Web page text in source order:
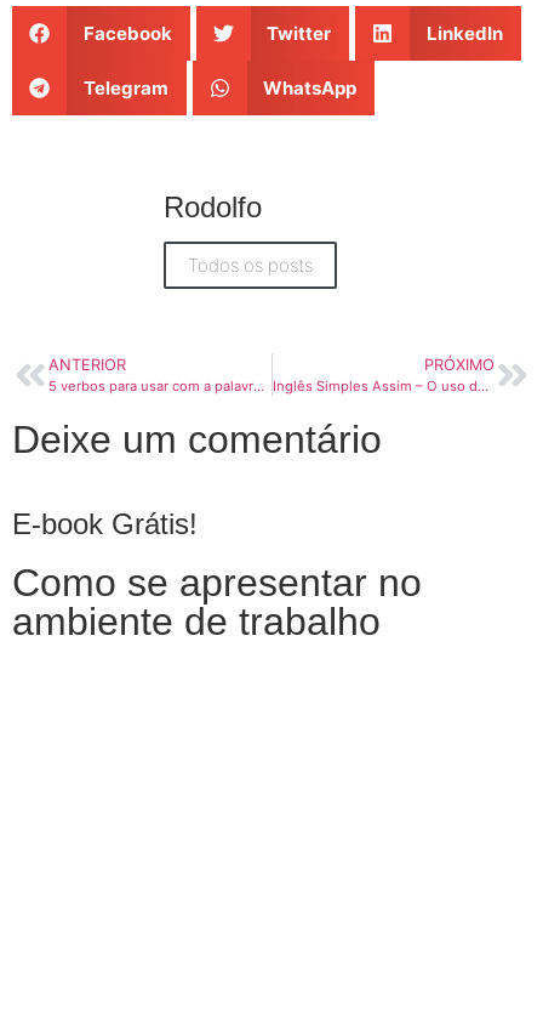
Facebook Twitter LinkedIn
Telegram WhatsApp
Rodolfo
Todos os posts
ANTERIOR
5 verbos para usar com a palavra Reunião em inglês
PRÓXIMO
Inglês Simples Assim – O uso do “get” no Inglês coporativo
Deixe um comentário
E-book Grátis!
Como se apresentar no
ambiente de trabalho